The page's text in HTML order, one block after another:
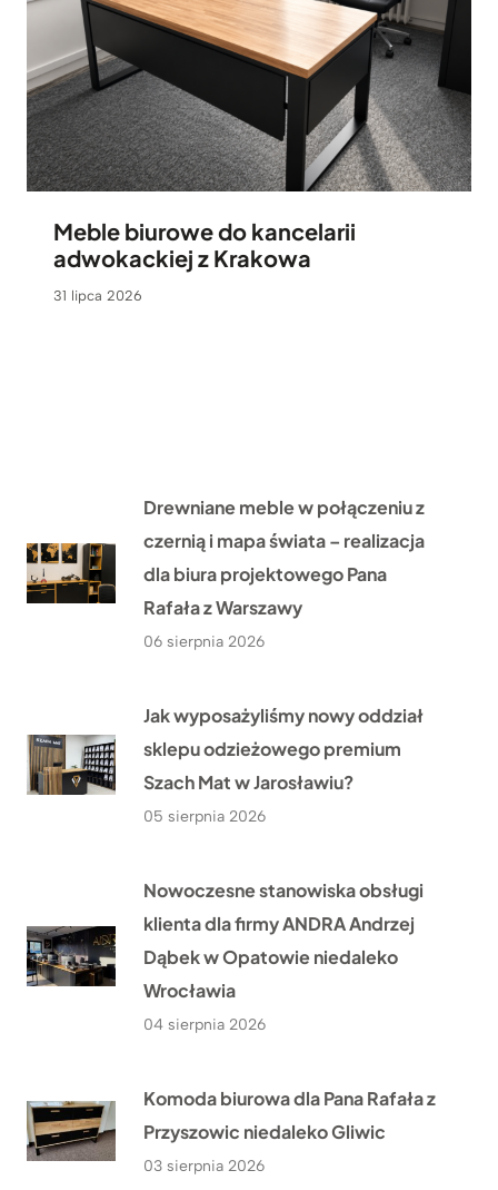
Meble biurowe do kancelarii
adwokackiej z Krakowa
31 lipca 2026
Drewniane meble w połączeniu z
czernią i mapa świata – realizacja
dla biura projektowego Pana
Rafała z Warszawy
06 sierpnia 2026
Jak wyposażyliśmy nowy oddział
sklepu odzieżowego premium
Szach Mat w Jarosławiu?
05 sierpnia 2026
Nowoczesne stanowiska obsługi
klienta dla firmy ANDRA Andrzej
Dąbek w Opatowie niedaleko
Wrocławia
04 sierpnia 2026
Komoda biurowa dla Pana Rafała z
Przyszowic niedaleko Gliwic
03 sierpnia 2026